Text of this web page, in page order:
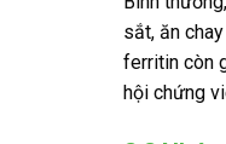
sắt, ăn
ferritin còn
hội chứng